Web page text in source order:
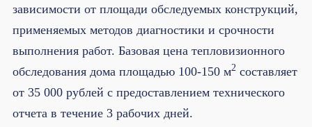
зависимости от площади обследуемых конструкций,
применяемых методов диагностики и срочности
выполнения работ. Базовая цена тепловизионного
обследования дома площадью 100-150 м2составляет
от 35 000 рублей с предоставлением технического
отчета в течение 3 рабочих дней.